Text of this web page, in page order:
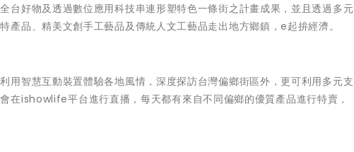
台好物及透過數位應用科技串連形塑特色一條街之計畫成果，並且透過多元
產品、精美文創手工藝品及傳統人文工藝品走出地方鄉鎮，e起拚經濟。
用智慧互動裝置體驗各地風情，深度探訪台灣偏鄉街區外，更可利用多元支
在ishowlife平台進行直播，每天都有來自不同偏鄉的優質產品進行特賣，